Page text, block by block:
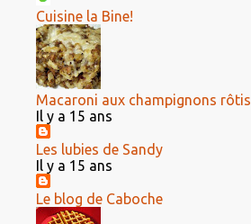
Cuisine la Bine!
Macaroni aux champignons rôtis
Il y a 15 ans
Les lubies de Sandy
Il y a 15 ans
Le blog de Caboche